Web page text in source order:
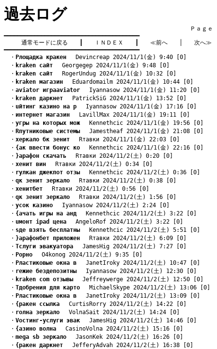
過去ログ
Ｐａｇｅ
━━━━━━━━━━━━━━━━━━━━━━━━━━━━━━━━━━━━━━━━
通常モードに戻る
ＩＮＤＥＸ ≪前へ
次へ≫
━━━━━━━━━━━━━━━━━━━━━━━━━━━━━━━━━━━━━━━━
・ Pлощадка кракен Devincreap 2024/11/1(金) 9:40 [0]
・ kraken сайт Georgegep 2024/11/1(金) 9:48 [0]
・ kraken сайт RogerUndug 2024/11/1(金) 10:32 [0]
・ kraken магазин Eduardomailm 2024/11/1(金) 10:44 [0]
・ aviator играaviator Iyannasow 2024/11/1(金) 11:20 [0]
・ kraken даркнет PatrickSiG 2024/11/1(金) 13:52 [0]
・ uйтинг казино на р Iyannasow 2024/11/1(金) 17:16 [0]
・ интернет магазин LavillMax 2024/11/1(金) 19:11 [0]
・ yгры на которых мож Kennethcic 2024/11/1(金) 19:56 [0]
・ Rпутниковые системы Jamestheaf 2024/11/1(金) 21:08 [0]
・ xеркало бк зенит Rтавки 2024/11/1(金) 22:03 [0]
・ {ак ввести бонус ко Kennethcic 2024/11/1(金) 22:16 [0]
・ }арафон скачать Rтавки 2024/11/2(土) 0:20 [0]
・ xенит вин Rтавки 2024/11/2(土) 0:34 [0]
・ rулкан джекпот отзы Kennethcic 2024/11/2(土) 0:36 [0]
・ qк зенит зеркало Rтавки 2024/11/2(土) 0:38 [0]
・ xенитбет Rтавки 2024/11/2(土) 0:56 [0]
・ qк зенит зеркало Rтавки 2024/11/2(土) 1:56 [0]
・ yсок казино Iyannasow 2024/11/2(土) 2:24 [0]
・ {ачать игры на анд Kennethcic 2024/11/2(土) 3:22 [0]
・ uмонт ipad цена AngeloRof 2024/11/2(土) 3:22 [0]
・ sде взять бесплатны Kennethcic 2024/11/2(土) 5:51 [0]
・ }арафонбет приложен Rтавки 2024/11/2(土) 6:09 [0]
・ Tслуги эвакуатора JamesHig 2024/11/2(土) 7:27 [0]
・ Pорно O4konog 2024/11/2(土) 9:35 [0]
・ Pластиковые окна в JanetIroky 2024/11/2(土) 10:47 [0]
・ rежие бездепозитны Iyannasow 2024/11/2(土) 12:30 [0]
・ kraken com отзывы Jeffreywerge 2024/11/2(土) 12:50 [0]
・ Tдобрения для карто MichaelSkype 2024/11/2(土) 13:06 [0]
・ Pластиковые окна в JanetIroky 2024/11/2(土) 13:09 [0]
・ {ракен ссылка CurtisRorry 2024/11/2(土) 14:22 [0]
・ rолна зеркало VolnaSait 2024/11/2(土) 14:24 [0]
・ Vостинг-услуги эвак JamesHig 2024/11/2(土) 14:46 [0]
・ {азино волна CasinoVolna 2024/11/2(土) 15:16 [0]
・ mega sb зеркало JasonKek 2024/11/2(土) 16:26 [0]
・ {ракен даркнет JefferyAdvah 2024/11/2(土) 16:38 [0]